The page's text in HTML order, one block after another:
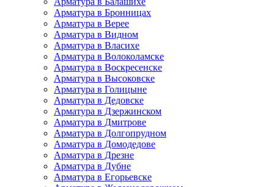
Арматура в Бронницах
Арматура в Верее
Арматура в Видном
Арматура в Власихе
Арматура в Волоколамске
Арматура в Воскресенске
Арматура в Высоковске
Арматура в Голицыне
Арматура в Дедовске
Арматура в Дзержинском
Арматура в Дмитрове
Арматура в Долгопрудном
Арматура в Домодедове
Арматура в Дрезне
Арматура в Дубне
Арматура в Егорьевске